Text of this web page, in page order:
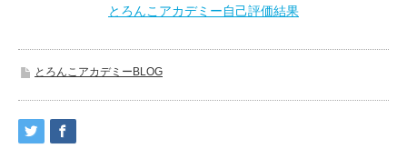
とろんこアカデミー自己評価結果
とろんこアカデミーBLOG